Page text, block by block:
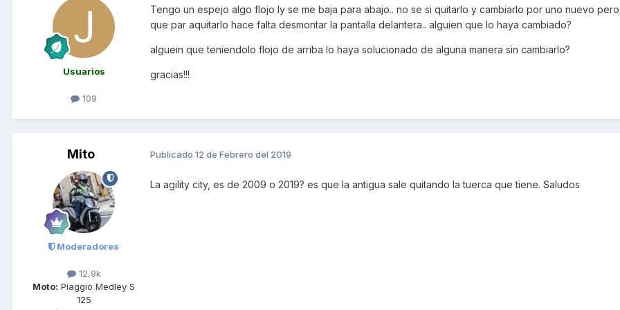
Usuarios
109
Tengo un espejo algo flojo ly se me baja para abajo.. no se si quitarlo y cambiarlo por uno nuevo
que par aquitarlo hace falta desmontar la pantalla delantera.. alguien que lo haya cambiado?
alguein que teniendolo flojo de arriba lo haya solucionado de alguna manera sin cambiarlo?
gracias!!!
Mito
Moderadores
12,9k
Moto: Piaggio Medley S
125
Publicado 12 de Febrero del 2019
La agility city, es de 2009 o 2019? es que la antigua sale quitando la tuerca que tiene. Saludos